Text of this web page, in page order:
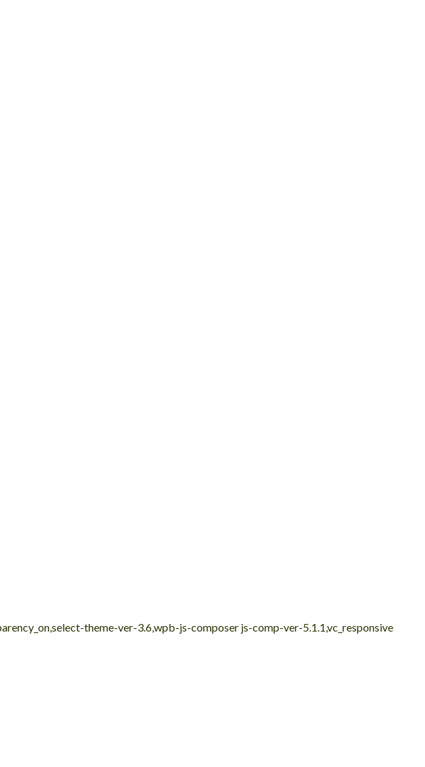
theme-ver-3.6,wpb-js-composer js-comp-ver-5.1.1,vc_responsive